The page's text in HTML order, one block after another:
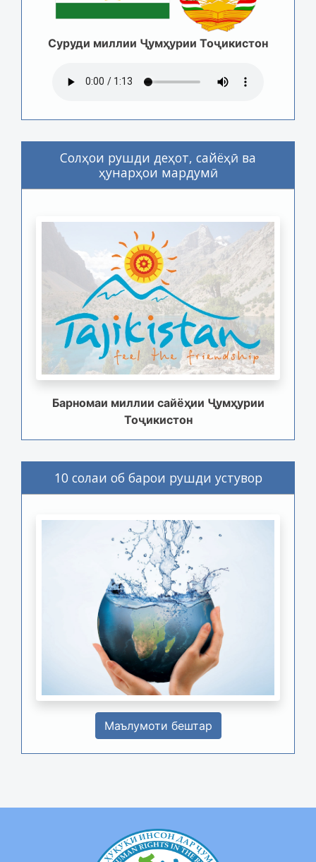
Суруди миллии Ҷумҳурии Тоҷикистон
Солҳои рушди деҳот, сайёҳӣ ва
ҳунарҳои мардумӣ
Барномаи миллии сайёҳии Ҷумҳурии
Тоҷикистон
10 солаи об барои рушди устувор
Маълумоти бештар